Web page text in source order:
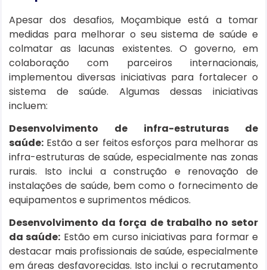
Apesar dos desafios, Moçambique está a tomar
medidas para melhorar o seu sistema de saúde e
colmatar as lacunas existentes. O governo, em
colaboração com parceiros internacionais,
implementou diversas iniciativas para fortalecer o
sistema de saúde. Algumas dessas iniciativas
incluem:
Desenvolvimento de infra-estruturas de
saúde: Estão a ser feitos esforços para melhorar as
infra-estruturas de saúde, especialmente nas zonas
rurais. Isto inclui a construção e renovação de
instalações de saúde, bem como o fornecimento de
equipamentos e suprimentos médicos.
Desenvolvimento da força de trabalho no setor
da saúde: Estão em curso iniciativas para formar e
destacar mais profissionais de saúde, especialmente
em áreas desfavorecidas. Isto inclui o recrutamento